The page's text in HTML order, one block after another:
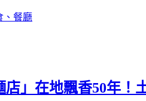
、餐廳
」在地飄香50年！